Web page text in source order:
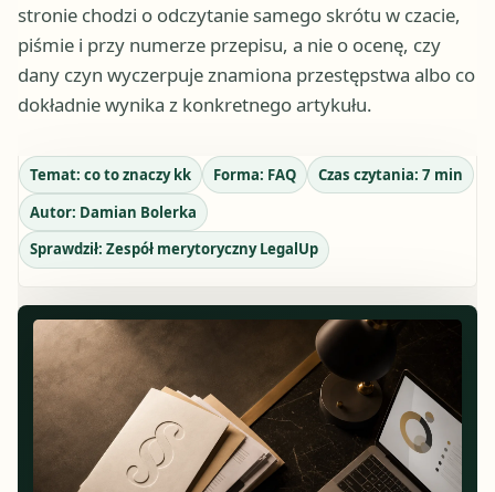
stronie chodzi o odczytanie samego skrótu w czacie,
piśmie i przy numerze przepisu, a nie o ocenę, czy
dany czyn wyczerpuje znamiona przestępstwa albo co
dokładnie wynika z konkretnego artykułu.
Temat: co to znaczy kk Forma: FAQ Czas czytania: 7 min
Autor: Damian Bolerka
Sprawdził: Zespół merytoryczny LegalUp